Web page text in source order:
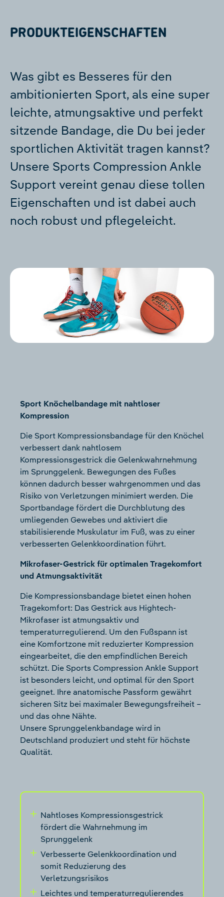
PRODUKTEIGENSCHAFTEN
Was gibt es Besseres für den
ambitionierten Sport, als eine super
leichte, atmungsaktive und perfekt
sitzende Bandage, die Du bei jeder
sportlichen Aktivität tragen kannst?
Unsere Sports Compression Ankle
Support vereint genau diese tollen
Eigenschaften und ist dabei auch
noch robust und pflegeleicht.
Sport Knöchelbandage mit nahtloser
Kompression
Die Sport Kompressionsbandage für den Knöchel
verbessert dank nahtlosem
Kompressionsgestrick die Gelenkwahrnehmung
im Sprunggelenk. Bewegungen des Fußes
können dadurch besser wahrgenommen und das
Risiko von Verletzungen minimiert werden. Die
Sportbandage fördert die Durchblutung des
umliegenden Gewebes und aktiviert die
stabilisierende Muskulatur im Fuß, was zu einer
verbesserten Gelenkkoordination führt.
Mikrofaser-Gestrick für optimalen Tragekomfort
und Atmungsaktivität
Die Kompressionsbandage bietet einen hohen
Tragekomfort: Das Gestrick aus Hightech-
Mikrofaser ist atmungsaktiv und
temperaturregulierend. Um den Fußspann ist
eine Komfortzone mit reduzierter Kompression
eingearbeitet, die den empfindlichen Bereich
schützt. Die Sports Compression Ankle Support
ist besonders leicht, und optimal für den Sport
geeignet. Ihre anatomische Passform gewährt
sicheren Sitz bei maximaler Bewegungsfreiheit –
und das ohne Nähte.
Unsere Sprunggelenkbandage wird in
Deutschland produziert und steht für höchste
Qualität.
Nahtloses Kompressionsgestrick
fördert die Wahrnehmung im
Sprunggelenk
Verbesserte Gelenkkoordination und
somit Reduzierung des
Verletzungsrisikos
Leichtes und temperaturregulierendes